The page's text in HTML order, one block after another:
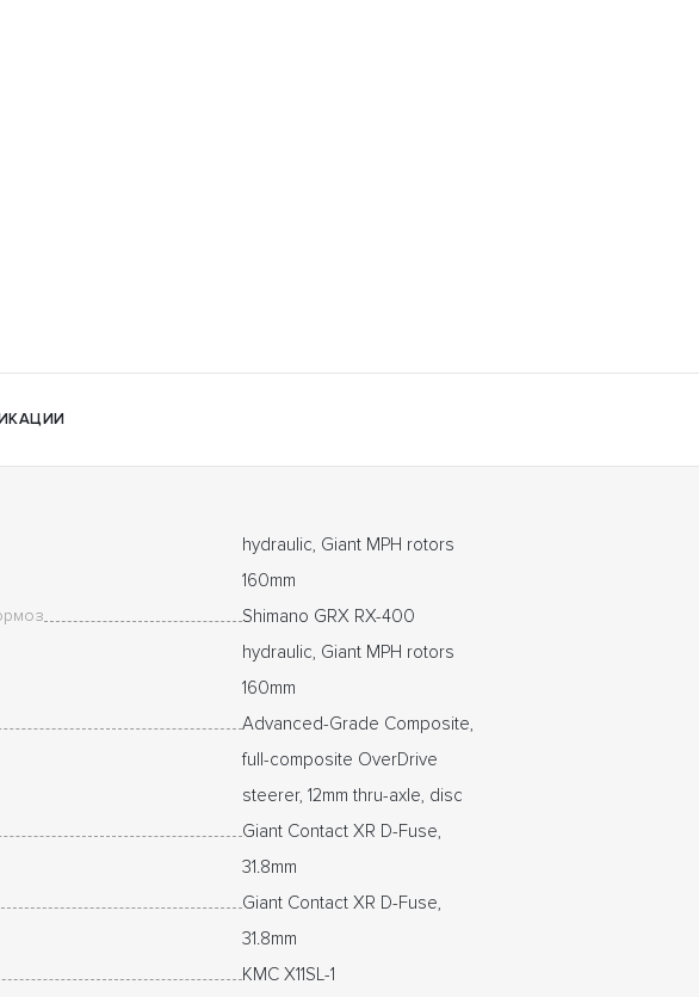
hydraulic, Giant MPH rotors
160mm
Shimano GRX RX-400
hydraulic, Giant MPH rotors
160mm
Advanced-Grade Composite,
full-composite OverDrive
steerer, 12mm thru-axle, disc
Giant Contact XR D-Fuse,
31.8mm
Giant Contact XR D-Fuse,
31.8mm
KMC X11SL-1